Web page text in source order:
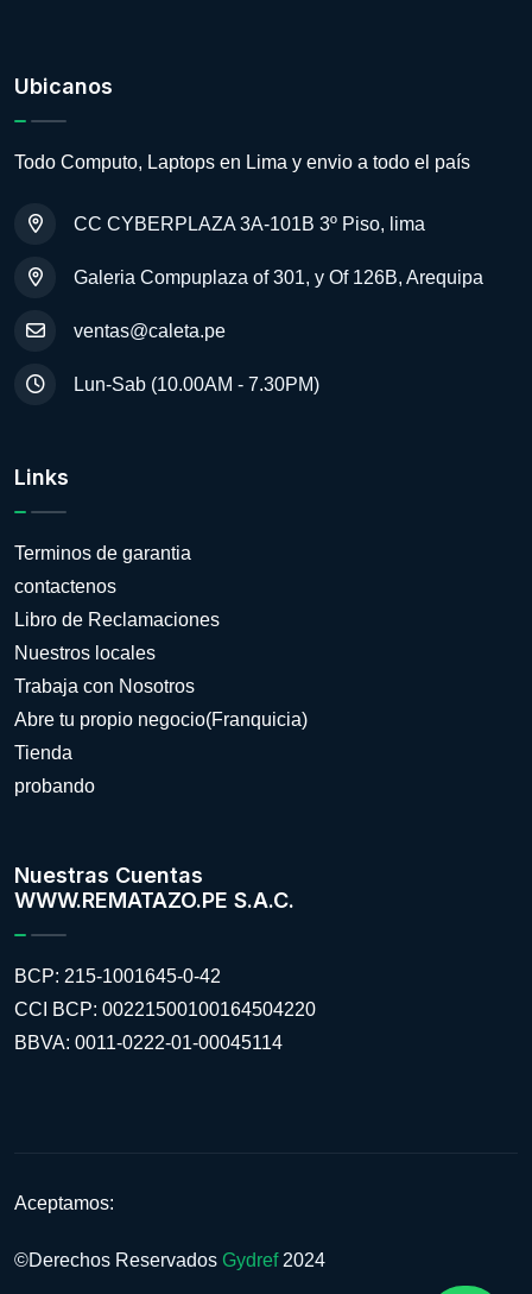
Ubicanos
Todo Computo, Laptops en Lima y envio a todo el país
CC CYBERPLAZA 3A-101B 3º Piso, lima
Galeria Compuplaza of 301, y Of 126B, Arequipa
ventas@caleta.pe
Lun-Sab (10.00AM - 7.30PM)
Links
Terminos de garantia
contactenos
Libro de Reclamaciones
Nuestros locales
Trabaja con Nosotros
Abre tu propio negocio(Franquicia)
Tienda
probando
Nuestras Cuentas
WWW.REMATAZO.PE S.A.C.
BCP: 215-1001645-0-42
CCI BCP: 00221500100164504220
BBVA: 0011-0222-01-00045114
Aceptamos:
©Derechos Reservados Gydref 2024